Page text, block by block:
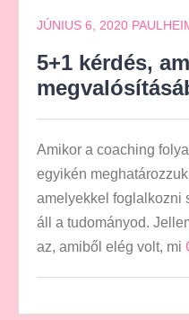
JÚNIUS 6, 2020
5+1 kérdés,
Amikor a coaching
egyikén
amelyekkel foglalkozni
áll a tudományod.
az, amiből elég volt, mi